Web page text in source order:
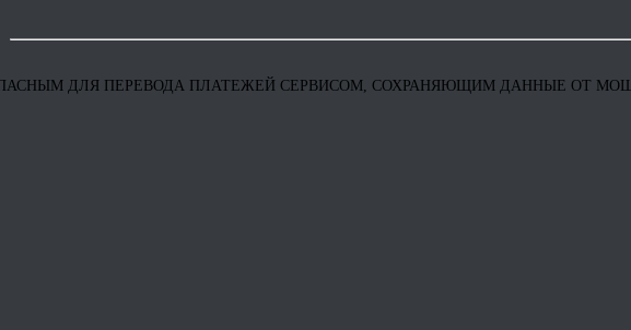
ДЛЯ ПЕРЕВОДА ПЛАТЕЖЕЙ СЕРВИСОМ, СОХРАНЯЮЩИМ ДАННЫЕ ОТ